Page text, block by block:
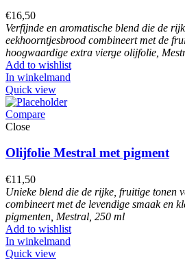
€16,50
Verfijnde en aromatische blend die de
eekhoorntjesbrood combineert met de
hoogwaardige extra vierge olijfolie,
Add to wishlist
In winkelmand
Quick view
Compare
Close
Olijfolie Mestral met pigment
€11,50
Unieke blend die de rijke, fruitige tonen
combineert met de levendige smaak en
pigmenten, Mestral, 250 ml
Add to wishlist
In winkelmand
Quick view